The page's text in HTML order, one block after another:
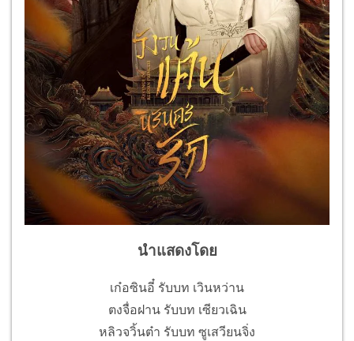
นำแสดงโดย
เก๋อซินอี๋ รับบท เวินหว่าน
ตงจื่อฝาน รับบท เซียวเฉิน
หลิวจวิ้นต๋า รับบท ซูเสวียนจิ่ง